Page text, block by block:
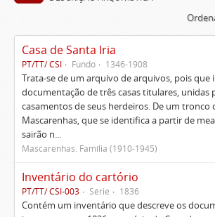
Casa de Santa Iria
PT/TT/ CSI Fundo 1346-1908
Trata-se de um arquivo de arquivos, pois que
documentação de três casas titulares, unidas
casamentos de seus herdeiros. De um tronco
Mascarenhas, que se identifica a partir de
sairão n...
Mascarenhas. Família (1910-1945)
Inventário do cartório
PT/TT/ CSI-003 Série 1836
Contém um inventário que descreve os